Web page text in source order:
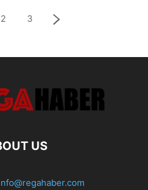
2 3
US